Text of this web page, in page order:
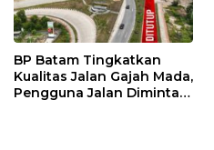
BP Batam Tingkatkan
Kualitas Jalan Gajah Mada,
Pengguna Jalan Diminta